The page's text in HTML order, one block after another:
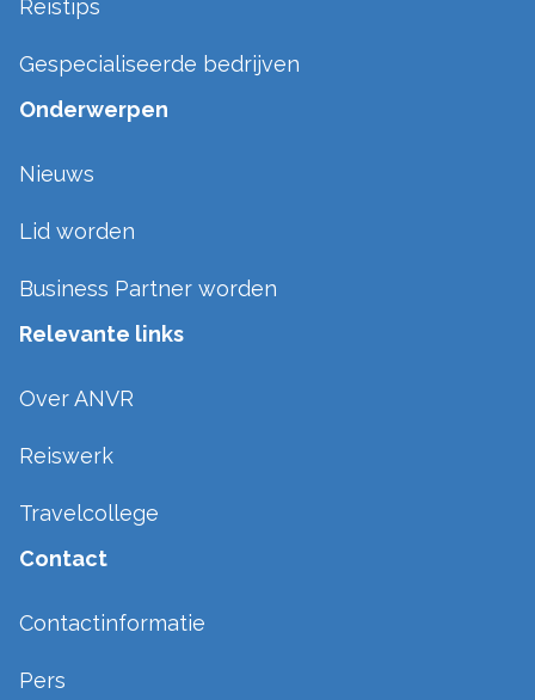
Reistips
Gespecialiseerde bedrijven
Onderwerpen
Nieuws
Lid worden
Business Partner worden
Relevante links
Over ANVR
Reiswerk
Travelcollege
Contact
Contactinformatie
Pers